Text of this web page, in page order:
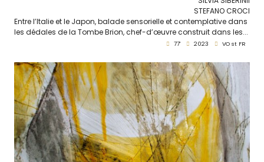
STEFANO CROCI
Entre l’Italie et le Japon, balade sensorielle et contemplative dans
les dédales de la Tombe Brion, chef-d’œuvre construit dans les...
77' 2023 VO st FR